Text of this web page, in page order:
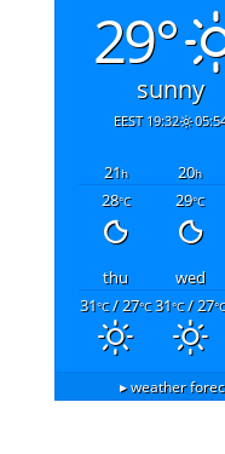
29°
sunny
19:32 EEST
20h
21h
29°C
28°C
wed
thu
31°C/ 27°C
31°C/ 27°C